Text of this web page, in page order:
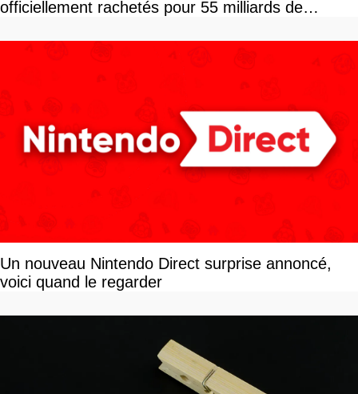
officiellement rachetés pour 55 milliards de
Un nouveau Nintendo Direct surprise annoncé,
voici quand le regarder